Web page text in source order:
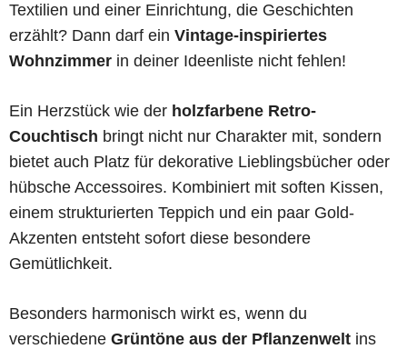
Textilien und einer Einrichtung, die Geschichten
erzählt? Dann darf ein Vintage-inspiriertes
Wohnzimmer in deiner Ideenliste nicht fehlen!
Ein Herzstück wie der holzfarbene Retro-
Couchtisch bringt nicht nur Charakter mit, sondern
bietet auch Platz für dekorative Lieblingsbücher oder
hübsche Accessoires. Kombiniert mit soften Kissen,
einem strukturierten Teppich und ein paar Gold-
Akzenten entsteht sofort diese besondere
Gemütlichkeit.
Besonders harmonisch wirkt es, wenn du
verschiedene Grüntöne aus der Pflanzenwelt ins